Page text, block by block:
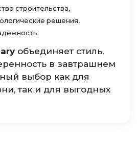
строительства,
решения,
объединяет стиль,
в завтрашнем
выбор как для
так и для выгодных